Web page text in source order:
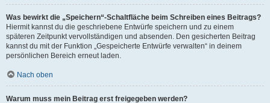
Was bewirkt die „Speichern“-Schaltfläche beim Schreiben eines Beitrags?
Hiermit kannst du die geschriebene Entwürfe speichern und zu einem
späteren Zeitpunkt vervollständigen und absenden. Den gesicherten Beitrag
kannst du mit der Funktion „Gespeicherte Entwürfe verwalten“ in deinem
persönlichen Bereich erneut laden.
Nach oben
Warum muss mein Beitrag erst freigegeben werden?